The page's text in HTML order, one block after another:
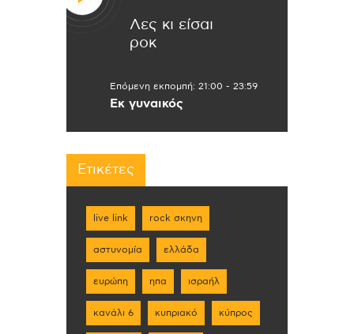
Λες κι είσαι
ροκ
Επόμενη εκπομπή: 21:00 - 23:59
Εκ γυναικός
Ετικέτες
live link rock σκηνη
αστυνομία ελλάδα
ευρώπη ηπα ισραήλ
κανάλι 6 κυπριακό κύπρος